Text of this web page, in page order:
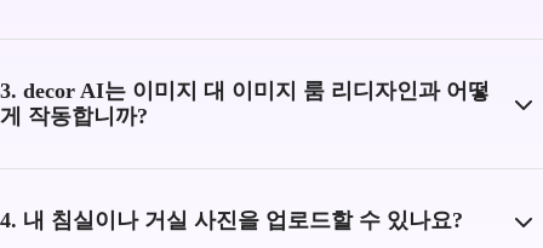
3. decor AI는 이미지 대 이미지 룸 리디자인과 어떻
게 작동합니까?
4. 내 침실이나 거실 사진을 업로드할 수 있나요?